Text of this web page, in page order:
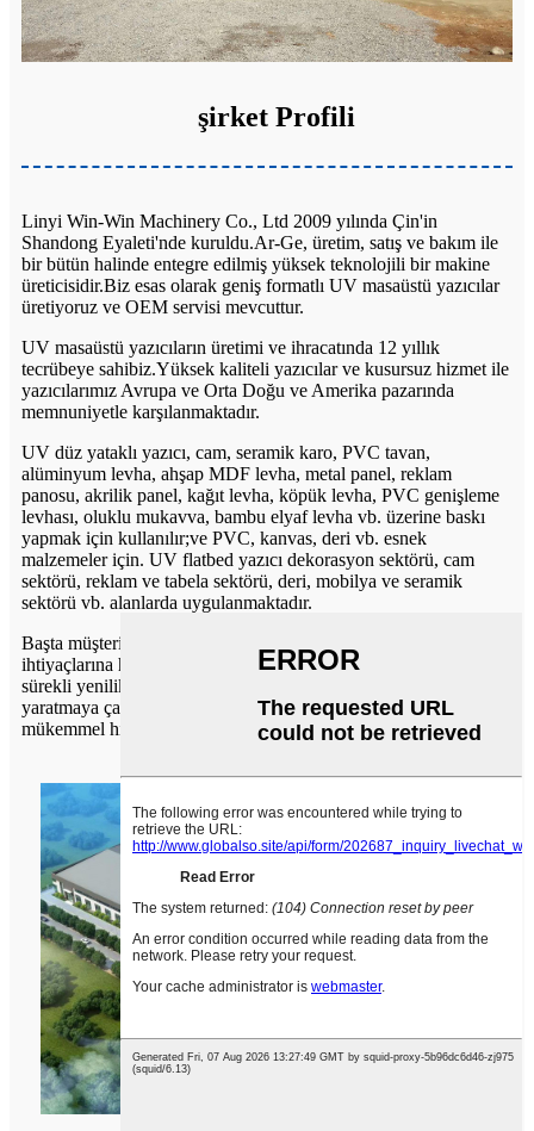
şirket Profili
Linyi Win-Win Machinery Co., Ltd 2009 yılında Çin'in
Shandong Eyaleti'nde kuruldu.Ar-Ge, üretim, satış ve bakım ile
bir bütün halinde entegre edilmiş yüksek teknolojili bir makine
üreticisidir.Biz esas olarak geniş formatlı UV masaüstü yazıcılar
üretiyoruz ve OEM servisi mevcuttur.
UV masaüstü yazıcıların üretimi ve ihracatında 12 yıllık
tecrübeye sahibiz.Yüksek kaliteli yazıcılar ve kusursuz hizmet ile
yazıcılarımız Avrupa ve Orta Doğu ve Amerika pazarında
memnuniyetle karşılanmaktadır.
UV düz yataklı yazıcı, cam, seramik karo, PVC tavan,
alüminyum levha, ahşap MDF levha, metal panel, reklam
panosu, akrilik panel, kağıt levha, köpük levha, PVC genişleme
levhası, oluklu mukavva, bambu elyaf levha vb. üzerine baskı
yapmak için kullanılır;ve PVC, kanvas, deri vb. esnek
malzemeler için. UV flatbed yazıcı dekorasyon sektörü, cam
sektörü, reklam ve tabela sektörü, deri, mobilya ve seramik
sektörü vb. alanlarda uygulanmaktadır.
Başta müşteriler ve acenteler olmak üzere tüm insanların
ihtiyaçlarına hizmet etmeye çalışıyoruz.Baskı makineleri alanında
sürekli yenilikçi teknolojiler geliştirerek, yüksek kaliteli ürünler
yaratmaya çalışıyoruz ve
insanların hayatını iyileştirmek için
mükemmel hizmetler.